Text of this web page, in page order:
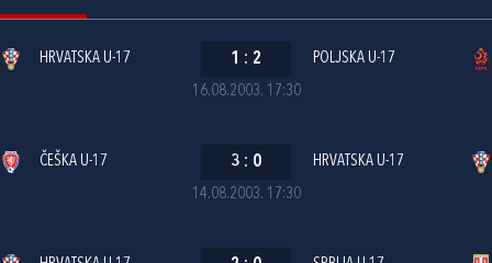
16.08.2003. 17:30
HRVATSKA U-17 1 : 2 POLJSKA U-17
14.08.2003. 17:30
ČEŠKA U-17 3 : 0 HRVATSKA U-17